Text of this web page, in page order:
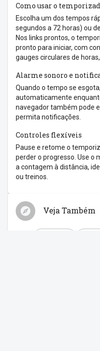
Como usar o
Escolha um dos tempos
segundos a 72 horas) ou
Nos links prontos, o
pronto para iniciar, com
gauges circulares de
Alarme sonoro e
Quando o tempo se
automaticamente
navegador também pode
permita notificações.
Controles flexíveis
Pause e retome o
perder o progresso. Use o
a contagem à distância,
ou treinos.
Veja Também